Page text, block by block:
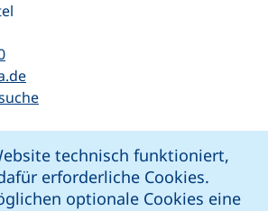
technisch funktioniert,
erforderliche Cookies.
optionale Cookies eine
Link, öffnet neues Fenster)
(startet einen Telefonanruf, wenn Ihr
(öffnet Ihr E-Mail-Programm)
(externer Link, öffnet neues
Seite (externer Link, öffnet
Instagram-Seite (externer Link,
unsere YouTube-Seite (externer